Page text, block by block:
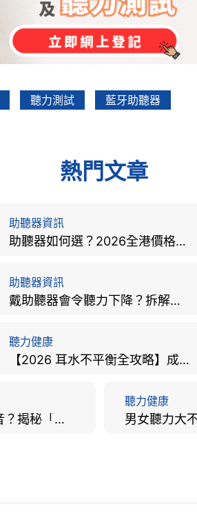
聽力測試 藍牙助聽器
熱門文章
助聽器資訊
助聽器如何選？2026全港價格比較、款式分析及老人選購全攻略
助聽器資訊
戴助聽器會令聽力下降？拆解越戴越聾迷思與聽覺剝奪真相
聽力健康
【2026 耳水不平衡全攻略】成因、病徵、治療及改善方法
大腦會自動過濾聲音？揭秘「聽覺注意」機制與聽力健康的深層關係
聽力健康